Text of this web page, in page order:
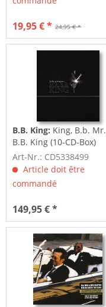
24,95 € *
19,95 € *
B.B. King: King, B.b. Mr.
B.B. King (10-CD-Box)
Art-Nr.: CD5338499
Article doit être
commandé
149,95 € *